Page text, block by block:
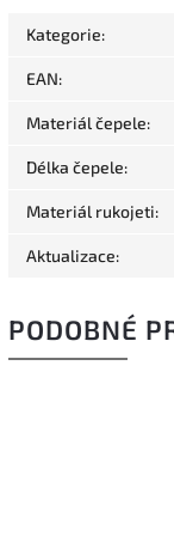
Kategorie:
EAN:
Materiál čepele:
Délka čepele:
Materiál rukojeti:
Aktualizace:
PODOBNÉ